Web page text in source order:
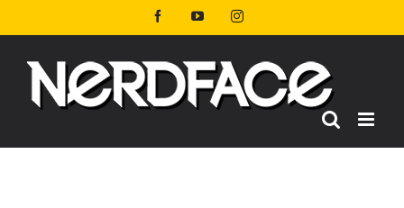
al
FacebookYouTubeInstagram